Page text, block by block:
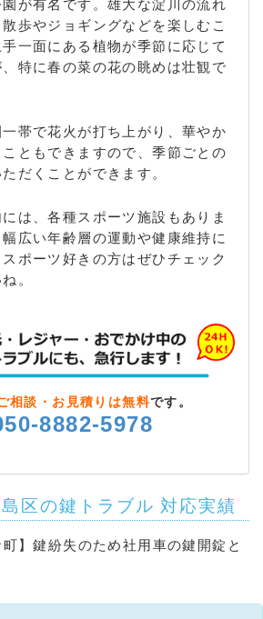
が有名です。雄大な淀川の流れ
歩やジョギングなどを楽しむこ
一面にある植物が季節に応じて
特に春の菜の花の眺めは壮観で
帯で花火が打ち上がり、華やか
ともできますので、季節ごとの
だくことができます。
は、各種スポーツ施設もありま
広い年齢層の運動や健康維持に
ポーツ好きの方はぜひチェック
。
相談・お見積りは無料です。
8882-5978
区の鍵トラブル 対応実績
町】鍵紛失のため社用車の鍵開錠と